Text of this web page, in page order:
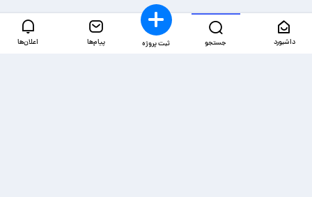
داشبورد جستجو ثبت پروژه پیام‌ها اعلان‌ها